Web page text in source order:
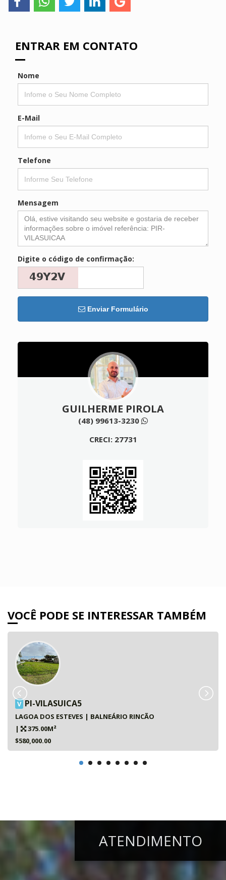
ENTRAR EM CONTATO
Nome
E-Mail
Telefone
Mensagem
Digite o código de confirmação:
Enviar Formulário
GUILHERME PIROLA
(48) 99613-3230
CRECI: 27731
VOCÊ PODE SE INTERESSAR TAMBÉM
V PI-VILASUICA5
LAGOA DOS ESTEVES | BALNEÁRIO RINCÃO
|
375.00M²
$580,000.00
ATENDIMENTO